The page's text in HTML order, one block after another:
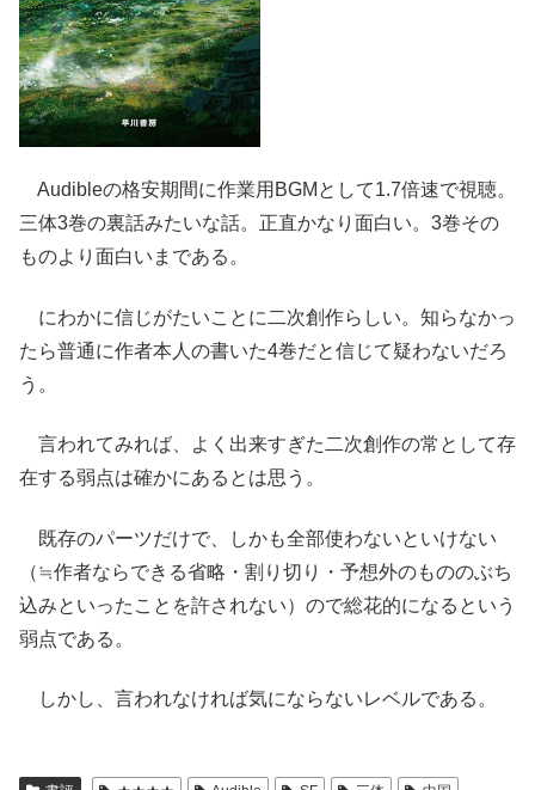
Audibleの格安期間に作業用BGMとして1.7倍速で視聴。
三体3巻の裏話みたいな話。正直かなり面白い。3巻その
ものより面白いまである。
にわかに信じがたいことに二次創作らしい。知らなかっ
たら普通に作者本人の書いた4巻だと信じて疑わないだろ
う。
言われてみれば、よく出来すぎた二次創作の常として存
在する弱点は確かにあるとは思う。
既存のパーツだけで、しかも全部使わないといけない
（≒作者ならできる省略・割り切り・予想外のもののぶち
込みといったことを許されない）ので総花的になるという
弱点である。
しかし、言われなければ気にならないレベルである。